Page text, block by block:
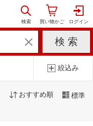
絞込み
おすすめ順 標準